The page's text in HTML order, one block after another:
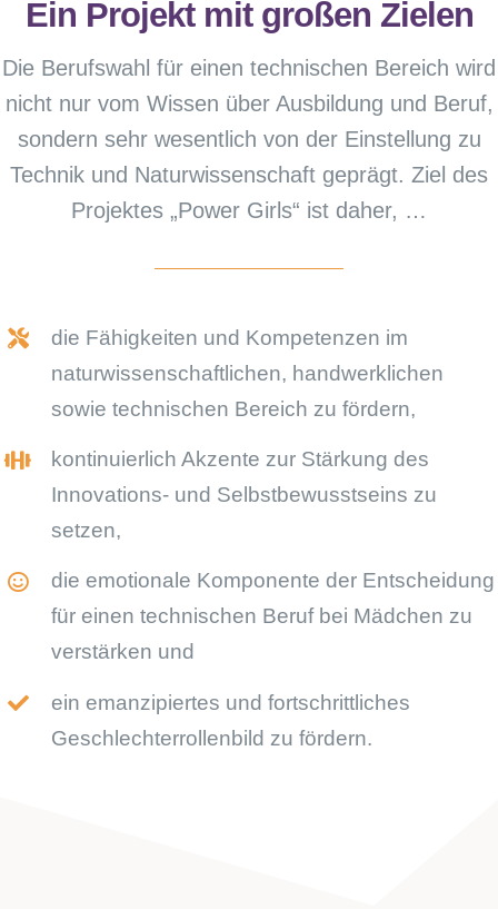
Ein Projekt mit großen Zielen
Die Berufswahl für einen technischen Bereich wird
nicht nur vom Wissen über Ausbildung und Beruf,
sondern sehr wesentlich von der Einstellung zu
Technik und Naturwissenschaft geprägt. Ziel des
Projektes „Power Girls“ ist daher, …
die Fähigkeiten und Kompetenzen im
naturwissenschaftlichen, handwerklichen
sowie technischen Bereich zu fördern,
kontinuierlich Akzente zur Stärkung des
Innovations- und Selbstbewusstseins zu
setzen,
die emotionale Komponente der Entscheidung
für einen technischen Beruf bei Mädchen zu
verstärken und
ein emanzipiertes und fortschrittliches
Geschlechterrollenbild zu fördern.